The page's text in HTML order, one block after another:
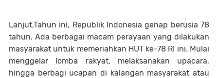
Lanjut,Tahun ini, Republik Indonesia genap berusia 78
tahun. Ada berbagai macam perayaan yang dilakukan
masyarakat untuk memeriahkan HUT ke-78 RI ini. Mulai
menggelar lomba rakyat, melaksanakan upacara,
hingga berbagi ucapan di kalangan masyarakat atau